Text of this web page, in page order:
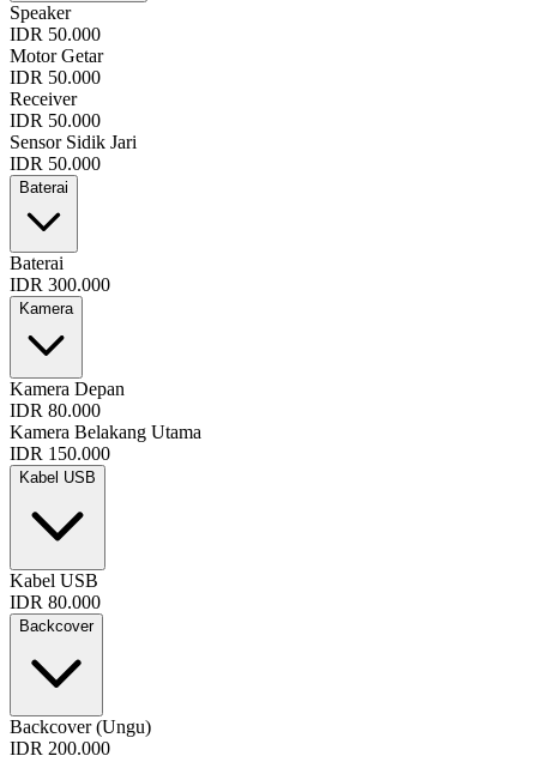
Speaker
IDR 50.000
Motor Getar
IDR 50.000
Receiver
IDR 50.000
Sensor Sidik Jari
IDR 50.000
Baterai
Baterai
IDR 300.000
Kamera
Kamera Depan
IDR 80.000
Kamera Belakang Utama
IDR 150.000
Kabel USB
Kabel USB
IDR 80.000
Backcover
Backcover (Ungu)
IDR 200.000